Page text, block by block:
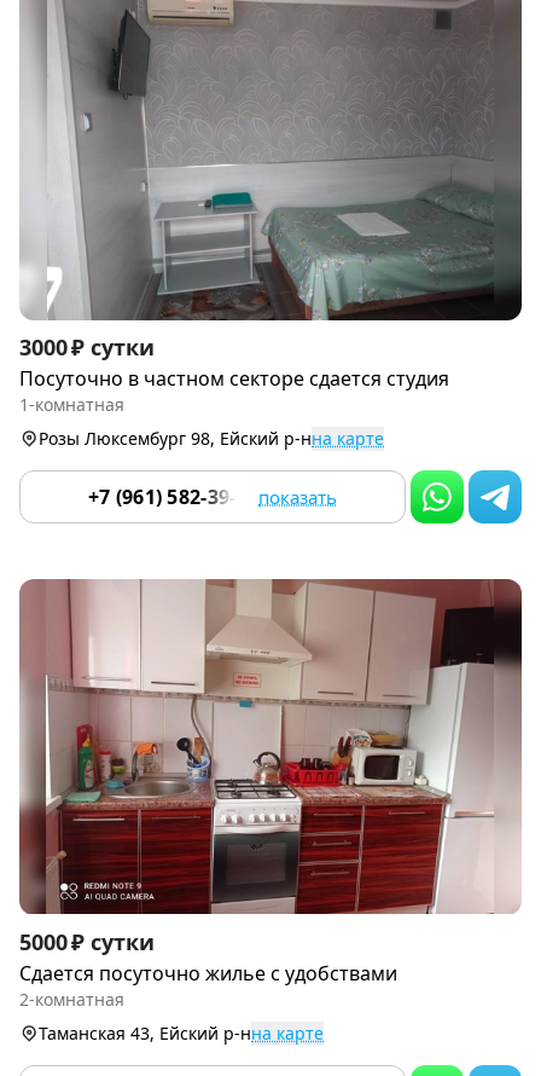
Item
1
of
3000 ₽ сутки
Посуточно в частном секторе сдается студия
1-комнатная
Розы Люксембург 98, Ейский р-нна карте
+7 (961) 582-39-36 показать
Item
1
of
9
5000 ₽ сутки
Сдается посуточно жилье с удобствами
2-комнатная
Таманская 43, Ейский р-нна карте